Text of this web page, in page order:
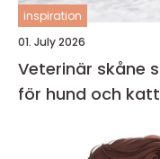
inspiration
01. July 2026
Veterinär skåne så hittar djurägare rätt vård
för hund och katt